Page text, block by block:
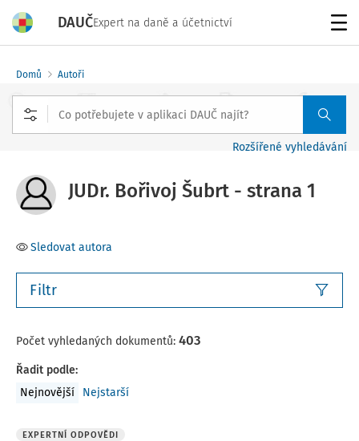
DAUČExpert na daně a účetnictví
Domů Autoři
Rozšířené vyhledávání
JUDr. Bořivoj Šubrt - strana 1
Sledovat autora
Filtr
Počet vyhledaných dokumentů: 403
Řadit podle:
Nejnovější
Nejstarší
EXPERTNÍ ODPOVĚDI